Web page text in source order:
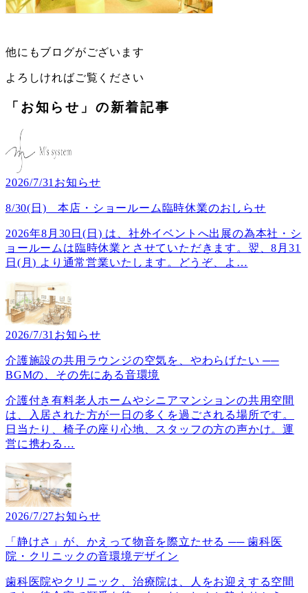
他にもブログがございます
よろしければご覧ください
「お知らせ」の新着記事
2026/7/31お知らせ
8/30(日) 本店・ショールーム臨時休業のおしらせ
2026年8月30日(日) は、社外イベントへ出展の為本社・シ
ョールームは臨時休業とさせていただきます。翌、8月31
日(月) より通常営業いたします。どうぞ、よ …
2026/7/31お知らせ
介護施設の共用ラウンジの空気を、やわらげたい ──
BGMの、その先にある音環境
介護付き有料老人ホームやシニアマンションの共用空間
は、入居された方が一日の多くを過ごされる場所です。
日当たり、椅子の座り心地、スタッフの方の声かけ。運
営に携わる …
2026/7/27お知らせ
「静けさ」が、かえって物音を際立たせる ── 歯科医
院・クリニックの音環境デザイン
歯科医院やクリニック、治療院は、人をお迎えする空間